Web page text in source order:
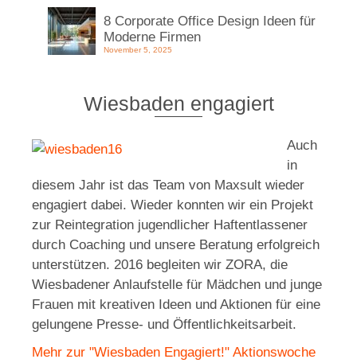
8 Corporate Office Design Ideen für
Moderne Firmen
November 5, 2025
Wiesbaden engagiert
Auch
in
diesem Jahr ist das Team von Maxsult wieder
engagiert dabei. Wieder konnten wir ein Projekt
zur Reintegration jugendlicher Haftentlassener
durch Coaching und unsere Beratung erfolgreich
unterstützen. 2016 begleiten wir ZORA, die
Wiesbadener Anlaufstelle für Mädchen und junge
Frauen mit kreativen Ideen und Aktionen für eine
gelungene Presse- und Öffentlichkeitsarbeit.
Mehr zur "Wiesbaden Engagiert!" Aktionswoche